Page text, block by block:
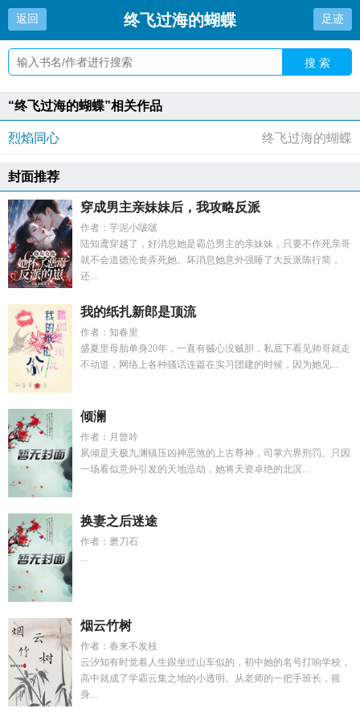
返回 终飞过海的蝴蝶 足迹
搜 索
“终飞过海的蝴蝶”相关作品
烈焰同心 终飞过海的蝴蝶
封面推荐
穿成男主亲妹妹后，我攻略反派
作者：芋泥小啵啵
陆知鸢穿越了，好消息她是霸总男主的亲妹妹，只要不作死亲哥
就不会道德沦丧弄死她。坏消息她意外强睡了大反派陈行简，
还...
我的纸扎新郎是顶流
作者：知春里
盛夏里母胎单身20年，一直有贼心没贼胆，私底下看见帅哥就走
不动道，网络上各种骚话连篇在实习团建的时候，因为她见...
倾澜
作者：月曾吟
夙倾是天极九渊镇压凶神恶煞的上古尊神，司掌六界刑罚。只因
一场看似意外引发的天地浩劫，她将天资卓绝的北溟...
换妻之后迷途
作者：磨刀石
...
烟云竹树
作者：春来不发枝
云汐知有时觉着人生跟坐过山车似的，初中她的名号打响学校，
高中就成了学霸云集之地的小透明。从老师的一把手班长，摇
身...